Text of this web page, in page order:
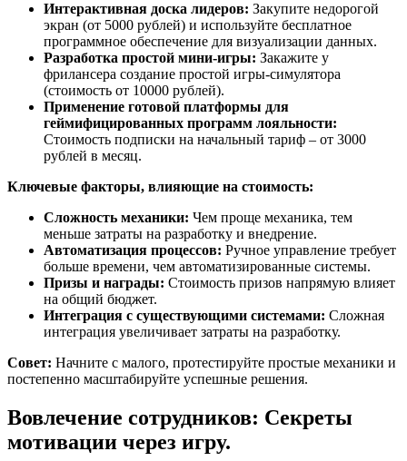
Интерактивная доска лидеров: Закупите недорогой
экран (от 5000 рублей) и используйте бесплатное
программное обеспечение для визуализации данных.
Разработка простой мини-игры: Закажите у
фрилансера создание простой игры-симулятора
(стоимость от 10000 рублей).
Применение готовой платформы для
геймифицированных программ лояльности:
Стоимость подписки на начальный тариф – от 3000
рублей в месяц.
Ключевые факторы, влияющие на стоимость:
Сложность механики: Чем проще механика, тем
меньше затраты на разработку и внедрение.
Автоматизация процессов: Ручное управление требует
больше времени, чем автоматизированные системы.
Призы и награды: Стоимость призов напрямую влияет
на общий бюджет.
Интеграция с существующими системами: Сложная
интеграция увеличивает затраты на разработку.
Совет: Начните с малого, протестируйте простые механики и
постепенно масштабируйте успешные решения.
Вовлечение сотрудников: Секреты
мотивации через игру.